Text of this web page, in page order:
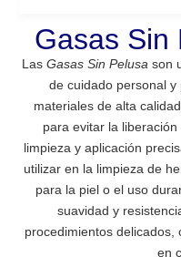
Gasas Sin
Las Gasas Sin Pelusa son
de cuidado personal
materiales de alta
para evitar la
limpieza y aplicación
utilizar en la limpieza de
para la piel o el uso
suavidad y
procedimientos delicados,
en